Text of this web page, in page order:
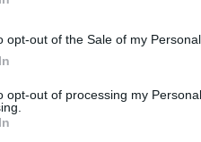
opt-out of the Sale of my Personal
opt-out of processing my
tendencia positiva. La